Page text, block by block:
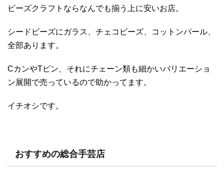
ビーズクラフトならなんでも揃う上に安いお店。
シードビーズにガラス、チェコビーズ、コットンパール、
全部あります。
CカンやTピン、それにチェーン類も細かいバリエーショ
ン展開で売っているので助かってます。
イチオシです。
おすすめの総合手芸店